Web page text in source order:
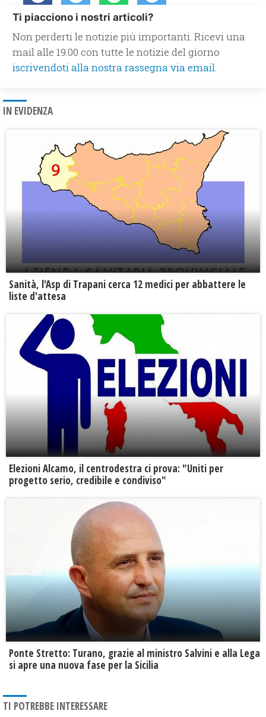
Ti piacciono i nostri articoli?
Non perderti le notizie più importanti. Ricevi una
mail alle 19.00 con tutte le notizie del giorno
iscrivendoti alla nostra rassegna via email.
IN EVIDENZA
Sanità, l'Asp di Trapani cerca 12 medici per abbattere le
liste d'attesa
Elezioni Alcamo, il centrodestra ci prova: "Uniti per
progetto serio, credibile e condiviso"
Ponte Stretto: Turano, grazie al ministro Salvini e alla Lega
si apre una nuova fase per la Sicilia
TI POTREBBE INTERESSARE